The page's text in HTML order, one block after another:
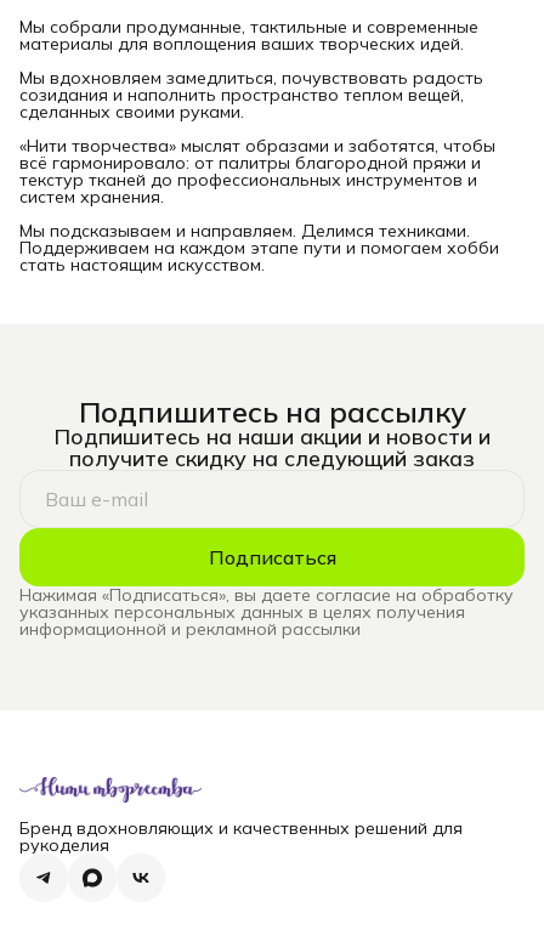
Мы собрали продуманные, тактильные и современные
материалы для воплощения ваших творческих идей.
Мы вдохновляем замедлиться, почувствовать радость
созидания и наполнить пространство теплом вещей,
сделанных своими руками.
«Нити творчества» мыслят образами и заботятся, чтобы
всё гармонировало: от палитры благородной пряжи и
текстур тканей до профессиональных инструментов и
систем хранения.
Мы подсказываем и направляем. Делимся техниками.
Поддерживаем на каждом этапе пути и помогаем хобби
стать настоящим искусством.
Подпишитесь на рассылку
Подпишитесь на наши акции и новости и
получите скидку на следующий заказ
Подписаться
Нажимая «Подписаться», вы даете согласие на обработку
указанных персональных данных в целях получения
информационной и рекламной рассылки
Бренд вдохновляющих и качественных решений для
рукоделия